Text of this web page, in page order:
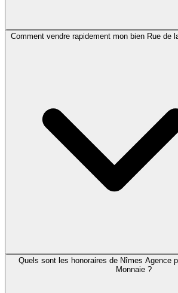
Comment vendre rapidement mon bien Rue de
Quels sont les honoraires de Nîmes Agence
Monnaie ?